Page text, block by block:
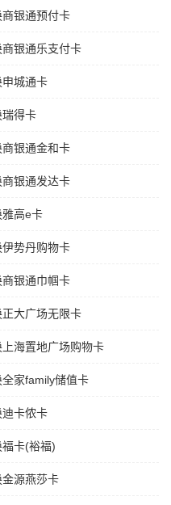
银通预付卡
银通乐支付卡
城通卡
得卡
银通金和卡
银通发达卡
高e卡
势丹购物卡
银通巾帼卡
大广场无限卡
海置地广场购物卡
家family储值卡
卡侬卡
卡(裕福)
源燕莎卡